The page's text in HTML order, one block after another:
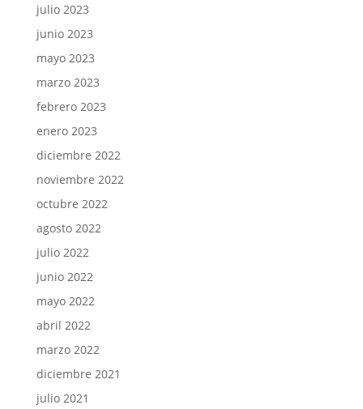
julio 2023
junio 2023
mayo 2023
marzo 2023
febrero 2023
enero 2023
diciembre 2022
noviembre 2022
octubre 2022
agosto 2022
julio 2022
junio 2022
mayo 2022
abril 2022
marzo 2022
diciembre 2021
julio 2021